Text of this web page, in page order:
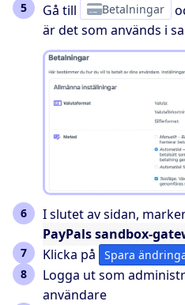
Gå till
Betalningar
är det som används i
I slutet av sidan,
PayPals sandbox-
Klicka på
Spara
Logga ut som
användare